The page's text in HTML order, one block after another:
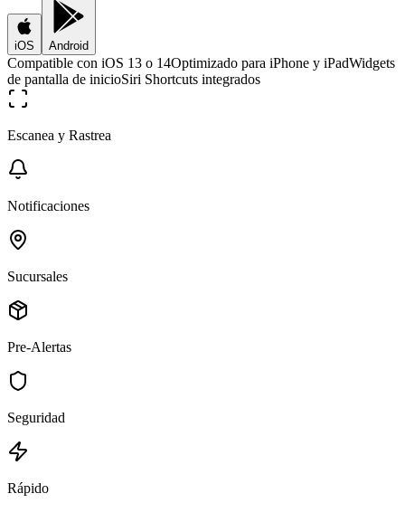
iOS Android
Compatible con iOS 13 o 14Optimizado para iPhone y iPadWidgets
de pantalla de inicioSiri Shortcuts integrados
Escanea y Rastrea
Notificaciones
Sucursales
Pre-Alertas
Seguridad
Rápido